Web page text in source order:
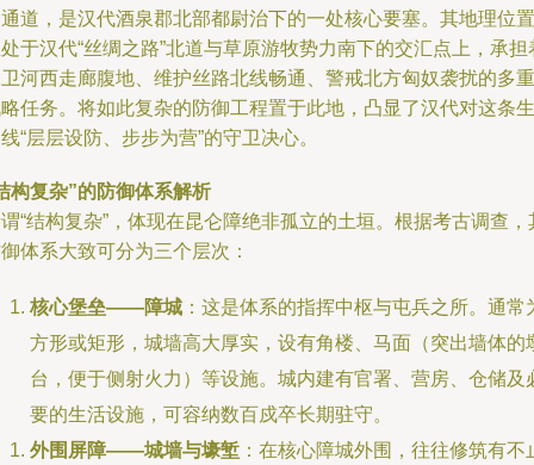
道，是汉代酒泉郡北部都尉治下的一处核心要塞。其地理位置
于汉代“丝绸之路”北道与草原游牧势力南下的交汇点上，承担
河西走廊腹地、维护丝路北线畅通、警戒北方匈奴袭扰的多重
任务。将如此复杂的防御工程置于此地，凸显了汉代对这条生
“层层设防、步步为营”的守卫决心。
构复杂”的防御体系解析
“结构复杂”，体现在昆仑障绝非孤立的土垣。根据考古调查，
体系大致可分为三个层次：
核心堡垒——障城 ：这是体系的指挥中枢与屯兵之所。通常
方形或矩形，城墙高大厚实，设有角楼、马面（突出墙体的
台，便于侧射火力）等设施。城内建有官署、营房、仓储及
要的生活设施，可容纳数百戍卒长期驻守。
外围屏障——城墙与壕堑 ：在核心障城外围，往往修筑有不